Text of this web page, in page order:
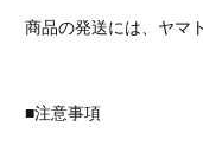
商品の発送には、ヤマ
■注意事項